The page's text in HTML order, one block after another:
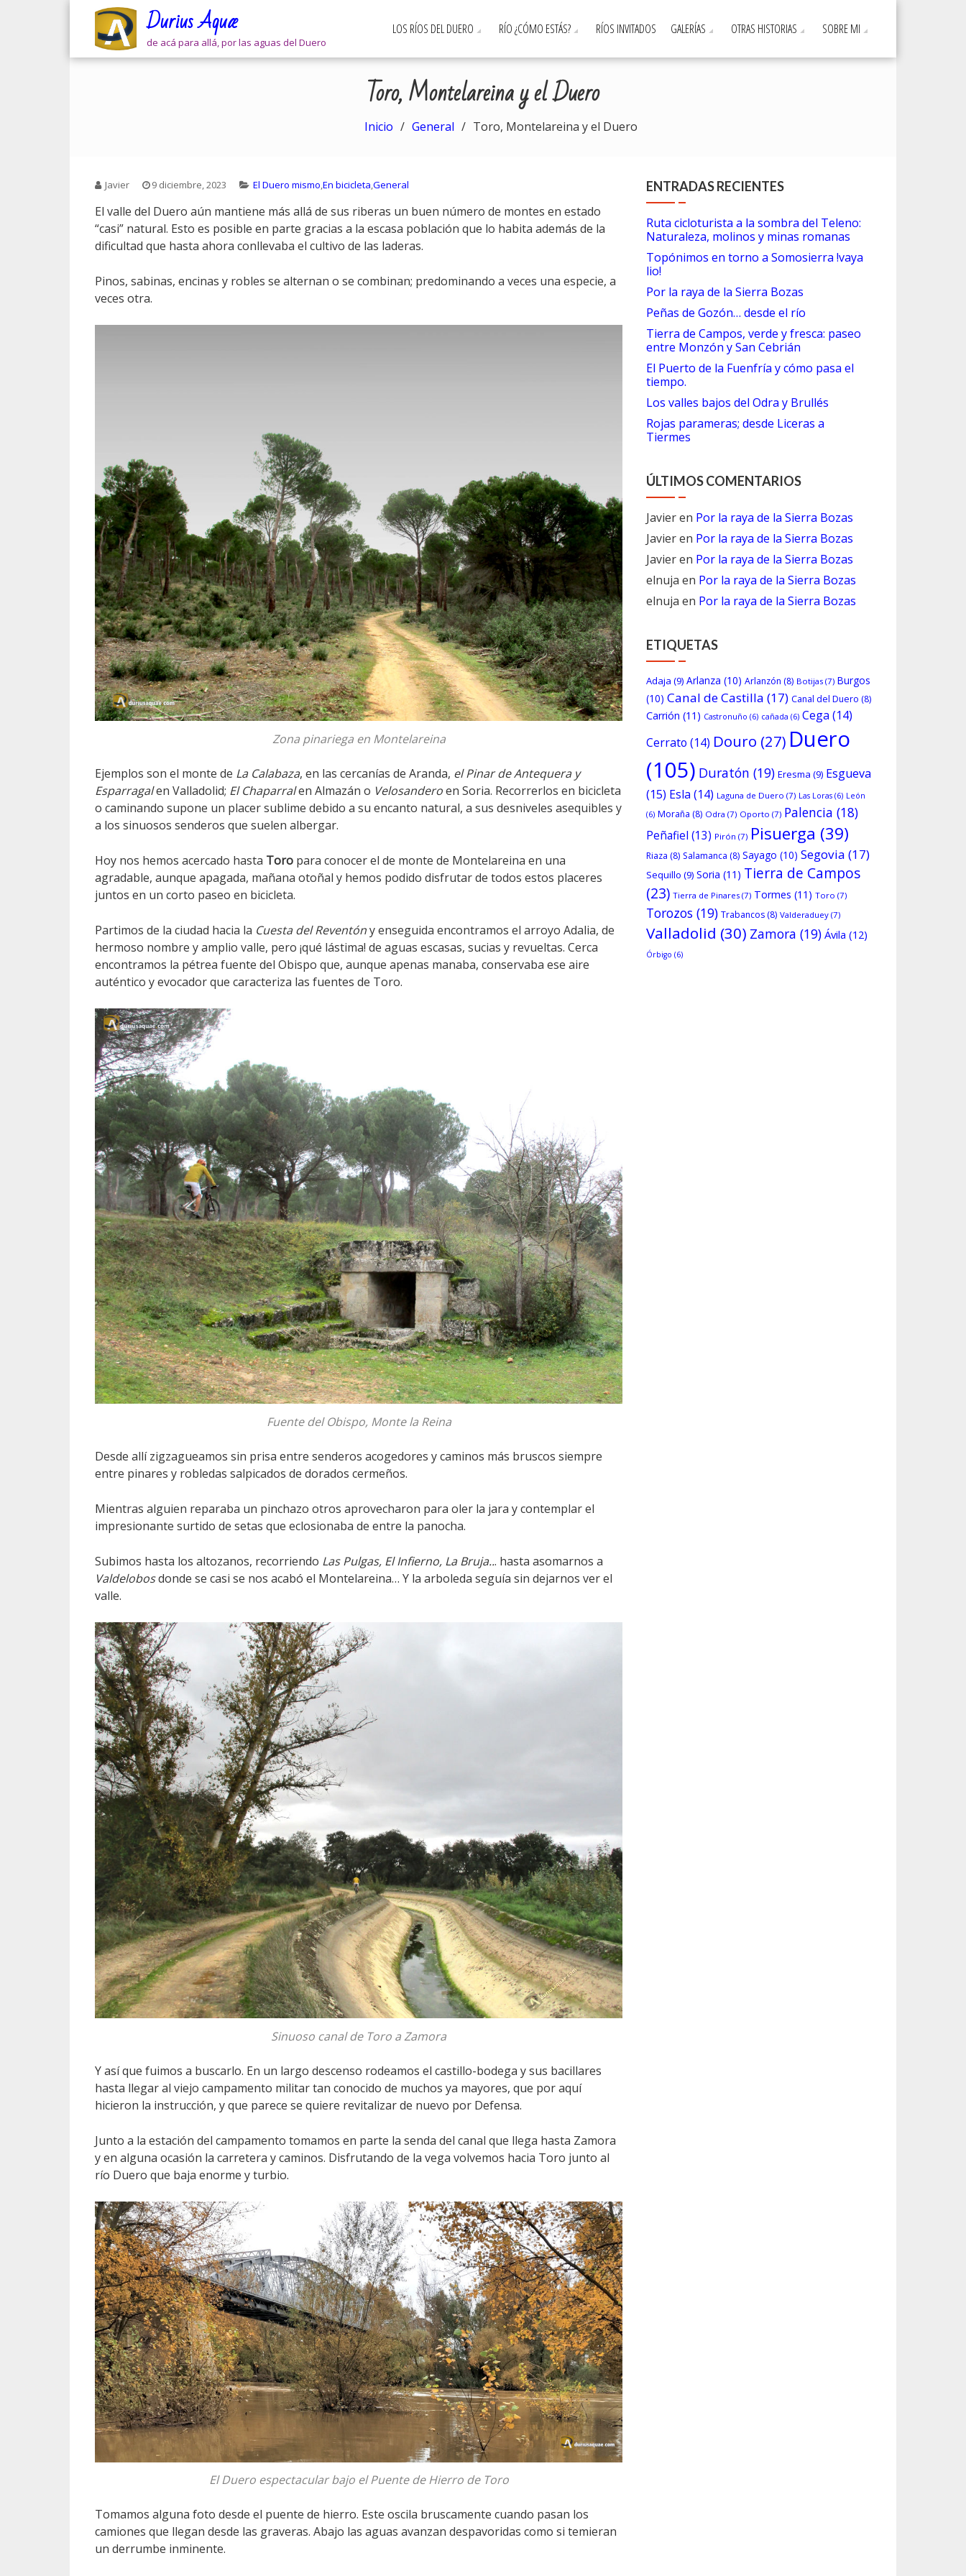
Durius Aquæ
de acá para allá, por las aguas del Duero
LOS RÍOS DEL DUERO RÍO ¿CÓMO ESTÁS? RÍOS INVITADOS GALERÍAS OTRAS HISTORIAS SOBRE MI
Toro, Montelareina y el Duero
Inicio General Toro, Montelareina y el Duero
Javier 9 diciembre, 2023 El Duero mismo,En bicicleta,General
El valle del Duero aún mantiene más allá de sus riberas un buen número de montes en estado
“casi” natural. Esto es posible en parte gracias a la escasa población que lo habita además de la
dificultad que hasta ahora conllevaba el cultivo de las laderas.
Pinos, sabinas, encinas y robles se alternan o se combinan; predominando a veces una especie, a
veces otra.
Zona pinariega en Montelareina
Ejemplos son el monte de La Calabaza, en las cercanías de Aranda, el Pinar de Antequera y
Esparragalen Valladolid; El Chaparralen Almazán o Velosanderoen Soria. Recorrerlos en bicicleta
o caminando supone un placer sublime debido a su encanto natural, a sus desniveles asequibles y
a los sinuosos senderos que suelen albergar.
Hoy nos hemos acercado hasta Toro para conocer el de monte de Montelareina en una
agradable, aunque apagada, mañana otoñal y hemos podido disfrutar de todos estos placeres
juntos en un corto paseo en bicicleta.
Partimos de la ciudad hacia la Cuesta del Reventóny enseguida encontramos el arroyo Adalia, de
hermoso nombre y amplio valle, pero ¡qué lástima! de aguas escasas, sucias y revueltas. Cerca
encontramos la pétrea fuente del Obispo que, aunque apenas manaba, conservaba ese aire
auténtico y evocador que caracteriza las fuentes de Toro.
Fuente del Obispo, Monte la Reina
Desde allí zigzagueamos sin prisa entre senderos acogedores y caminos más bruscos siempre
entre pinares y robledas salpicados de dorados cermeños.
Mientras alguien reparaba un pinchazo otros aprovecharon para oler la jara y contemplar el
impresionante surtido de setas que eclosionaba de entre la panocha.
Subimos hasta los altozanos, recorriendo Las Pulgas, El Infierno, La Bruja... hasta asomarnos a
Valdelobosdonde se casi se nos acabó el Montelareina… Y la arboleda seguía sin dejarnos ver el
valle.
Sinuoso canal de Toro a Zamora
Y así que fuimos a buscarlo. En un largo descenso rodeamos el castillo-bodega y sus bacillares
hasta llegar al viejo campamento militar tan conocido de muchos ya mayores, que por aquí
hicieron la instrucción, y que parece se quiere revitalizar de nuevo por Defensa.
Junto a la estación del campamento tomamos en parte la senda del canal que llega hasta Zamora
y en alguna ocasión la carretera y caminos. Disfrutando de la vega volvemos hacia Toro junto al
río Duero que baja enorme y turbio.
El Duero espectacular bajo el Puente de Hierro de Toro
Tomamos alguna foto desde el puente de hierro. Este oscila bruscamente cuando pasan los
camiones que llegan desde las graveras. Abajo las aguas avanzan despavoridas como si temieran
un derrumbe inminente.
ENTRADAS RECIENTES
Ruta cicloturista a la sombra del Teleno:
Naturaleza, molinos y minas romanas
Topónimos en torno a Somosierra !vaya
lio!
Por la raya de la Sierra Bozas
Peñas de Gozón… desde el río
Tierra de Campos, verde y fresca: paseo
entre Monzón y San Cebrián
El Puerto de la Fuenfría y cómo pasa el
tiempo.
Los valles bajos del Odra y Brullés
Rojas parameras; desde Liceras a
Tiermes
ÚLTIMOS COMENTARIOS
Javieren Por la raya de la Sierra Bozas
Javieren Por la raya de la Sierra Bozas
Javieren Por la raya de la Sierra Bozas
elnuja en Por la raya de la Sierra Bozas
elnuja en Por la raya de la Sierra Bozas
ETIQUETAS
Adaja (9) Arlanza (10) Arlanzón (8) Botijas(7) Burgos
(10) Canal de Castilla (17) Canal del Duero (8)
Carrión (11) Castronuño (6) cañada (6) Cega (14)
Cerrato (14) Douro (27) Duero
(105) Duratón (19) Eresma (9) Esgueva
(15) Esla (14) Laguna de Duero (7) Las Loras(6) León
(6) Moraña (8) Odra (7) Oporto (7) Palencia (18)
Peñafiel (13) Pirón (7) Pisuerga (39)
Riaza (8) Salamanca (8) Sayago (10) Segovia (17)
Sequillo (9) Soria (11) Tierra de Campos
(23) Tierra de Pinares(7) Tormes (11) Toro (7)
Torozos(19) Trabancos(8) Valderaduey(7)
Valladolid (30) Zamora (19) Ávila (12)
Órbigo (6)